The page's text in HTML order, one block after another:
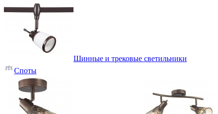
Шинные и трековые светильники
Споты